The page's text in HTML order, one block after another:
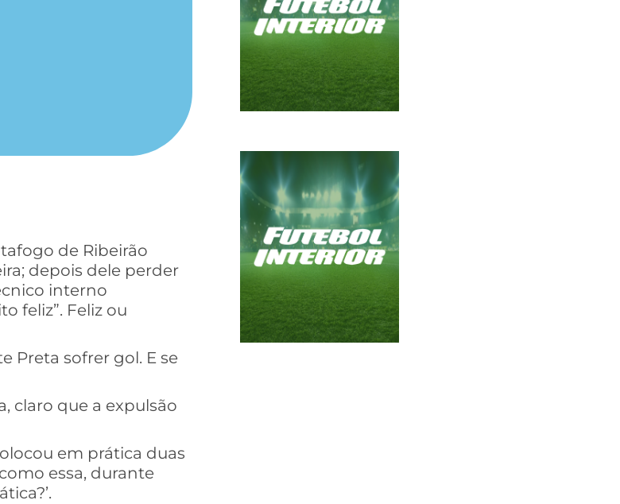
de Ribeirão
depois dele perder
interno
feliz”. Feliz ou
Preta sofrer gol. E se
claro que a expulsão
em prática duas
essa, durante